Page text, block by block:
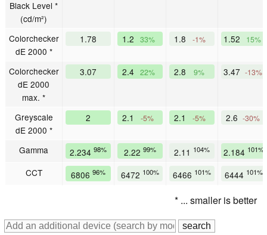
Black Level *
(cd/m²)
Colorchecker
dE 2000 *
1.78 1.2 33% 1.8 -1% 1.52 15%
Colorchecker
dE 2000
max. *
3.07 2.4 22% 2.8 9% 3.47 -13%
Greyscale
dE 2000 *
2 2.1 -5% 2.1 -5% 2.6 -30%
Gamma 2.234 98% 2.22 99% 2.11 104% 2.184 101%
CCT 6806 96% 6472 100% 6466 101% 6444 101%
* ... smaller is better